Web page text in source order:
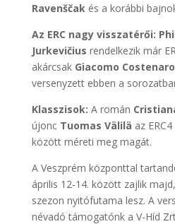
Ravenščakés a korábbi
Az ERC nagy visszatérői:
Jurkevičius rendelkezik már
akárcsak Giacomo Costenaro
versenyzett ebben a
Klasszisok: A román
újonc Tuomas Välilä az
között méreti meg magát.
A Veszprém központtal
április 12-14. között zajlik
szezon nyitófutama lesz. A
névadó támogatónk a V-Híd